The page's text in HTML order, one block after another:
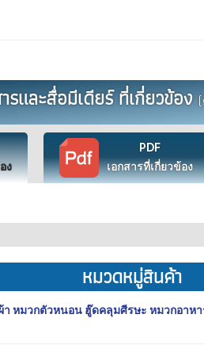
รและสื่อมีเดียร์ ที่เกี่ยวข้อง
ง
PDF
เอกสารที่เกี่ยวข้อง
หมวดหมู่สินค้า
ผ้า หมวกตัวหนอน ฮู๊ดคลุมศีรษะ หมวกอาห